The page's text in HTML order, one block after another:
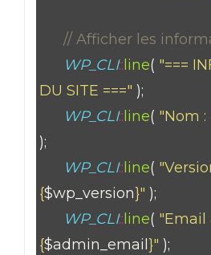
// Afficher les
WP_CLI:: line( "===
DU SITE ===" );
WP_CLI:: line( "Nom :
);
WP_CLI:: line(
{$wp_version}" );
WP_CLI:: line( "Email
{$admin_email }" );